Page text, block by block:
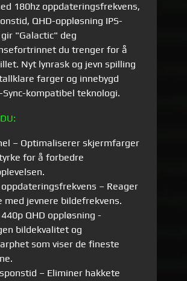
180hz oppdateringsfrekvens,
QHD-oppløsning IPS-
"Galactic" deg
du trenger for å
Nyt lynrask og jevn spilling
farger og innebygd
Sync-kompatibel teknologi.
– Optimaliserer skjermfarger
for å forbedre
oppdateringsfrekvens – Reager
med jevnere bildefrekvens.
QHD oppløsning -
bildekvalitet og
som viser de fineste
– Eliminer hakkete